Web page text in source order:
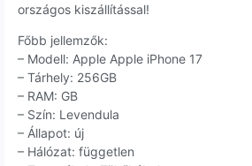
országos kiszállítással!
Főbb jellemzők:
– Modell: Apple Apple iPhone 17
– Tárhely: 256GB
– RAM: GB
– Szín: Levendula
– Állapot: új
– Hálózat: független